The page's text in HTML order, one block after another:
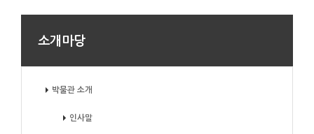
소개마당
박물관 소개
인사말